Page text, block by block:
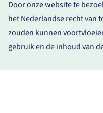
Door onze website te
het Nederlandse recht van
zouden kunnen
gebruik en de inhoud van